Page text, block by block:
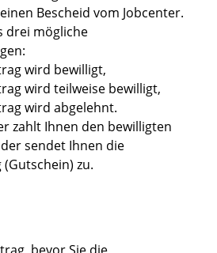
Bescheid vom Jobcenter.
drei mögliche
wird bewilligt,
wird teilweise bewilligt,
wird abgelehnt.
zahlt Ihnen den bewilligten
sendet Ihnen die
zu.